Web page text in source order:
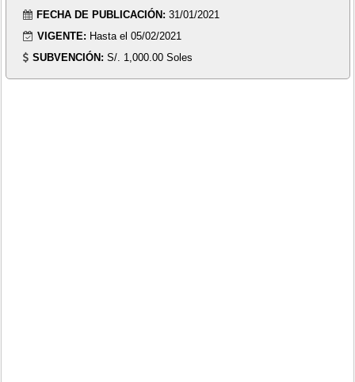
FECHA DE PUBLICACIÓN: 31/01/2021
VIGENTE: Hasta el 05/02/2021
SUBVENCIÓN: S/. 1,000.00 Soles